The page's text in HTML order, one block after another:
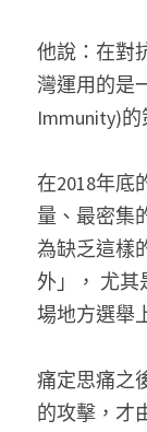
他說：在對
灣運用的是
Immunity)的
在2018年底
量、最密集
為缺乏這樣
外」， 尤
場地方選舉
痛定思痛之
的攻擊，才